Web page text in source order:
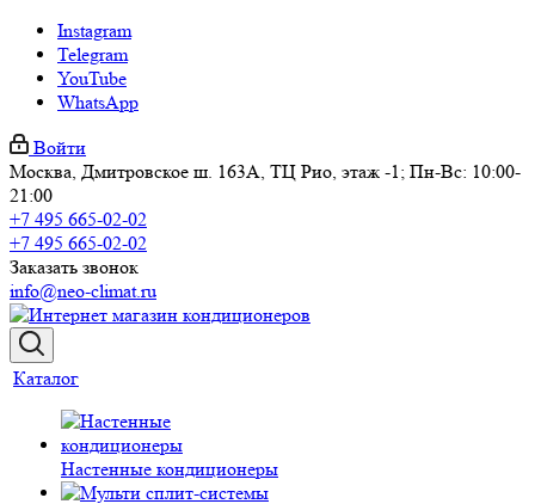
Instagram
Telegram
YouTube
WhatsApp
Войти
Москва, Дмитровское ш. 163А, ТЦ Рио, этаж -1; Пн-Вс: 10:00-
21:00
+7 495 665-02-02
+7 495 665-02-02
Заказать звонок
info@neo-climat.ru
Каталог
Настенные кондиционеры